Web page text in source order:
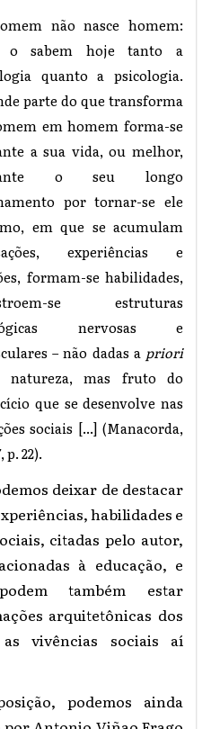
não nasce homem:
o sabem hoje tanto a
quanto a psicologia.
parte do que transforma
em homem forma-se
a sua vida, ou melhor,
o seu longo
por tornar-se ele
em que se acumulam
experiências e
formam-se habilidades,
se estruturas
nervosas e
– não dadas a priori
natureza, mas fruto do
que se desenvolve nas
sociais [...] (Manacorda,
p. 22).
deixar de destacar
habilidades e
citadas pelo autor,
à educação, e
também estar
arquitetônicas dos
vivências sociais aí
podemos ainda